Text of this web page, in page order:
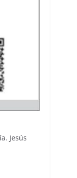
Jesús